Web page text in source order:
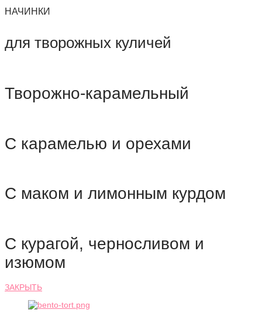
НАЧИНКИ
для творожных куличей
Творожно-карамельный
С карамелью и орехами
С маком и лимонным курдом
С курагой, черносливом и
изюмом
ЗАКРЫТЬ